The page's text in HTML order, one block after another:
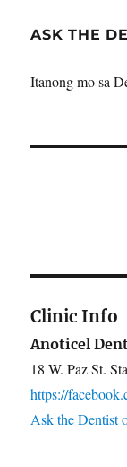
ASK THE
Itanong mo sa
Clinic Info
Anoticel
18 W. Paz St.
https://
Ask the Dentist